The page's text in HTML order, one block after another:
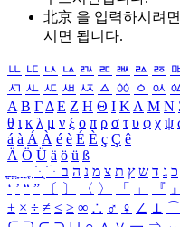
北京 을 입력하시려면
시면 됩니다.
ㅥ ㅦ ㅧ ㅨ ㅩ ㅪ ㅫ ㅬ ㅭ
ㅺ ㅻ ㅼ ㅽ ㅾ ㅿ ㆀ ㆁ ㆂ
Α Β ΓΔ Ε Ζ Η Θ Ι ΚΛ Μ Ν
θ ι κ λ μ ν ξ ο π ρ σ τ υ φ χ ψ
á à Á À é è É È ç Ç ê
Ä Ö Ü ä ö ü ß
ִֶֹ ֻּ ׁׂ כ ג ד ש ץ ת צ מ נ ה ב
‘ ’ “ ” 〔 〕 〈 〉 「 」 『 』
± × ÷ ≠ ≤ ≥ ∞ ∴ ♂ ♀ ∠ ⊥ ⌒